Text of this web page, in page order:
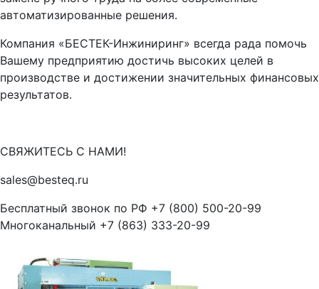
автоматизированные решения.
Компания «БЕСТЕК-Инжиниринг» всегда рада помочь
Вашему предприятию достичь высоких целей в
производстве и достижении значительных финансовых
результатов.
СВЯЖИТЕСЬ С НАМИ!
sales@besteq.ru
Бесплатный звонок по РФ +7 (800) 500-20-99
Многоканальный +7 (863) 333-20-99